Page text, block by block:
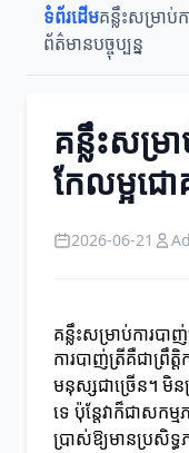
ទំព័រដើមគន្លឹះសម្រាប់
ព័ត៌មានបច្ចុប្បន្ន
គន្លឹះសម្រ
កែលម្អជ
2026-06-21
គន្លឹះសម្រាប់ការប
ការបាញ់ត្រីគឺជាព្រឹ
មនុស្សជាច្រើន។ មិន
ទេ ប៉ុន្តែវាក៏ជាសកម្
ប្រាស់ឱ្យមានប្រសិទ្ធភ